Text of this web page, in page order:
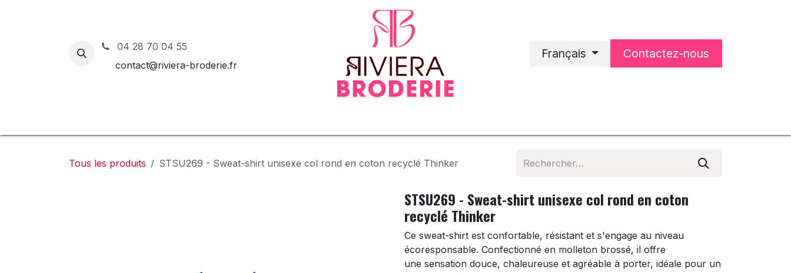
04 28 70 04 55
contact@riviera-broderie.fr
Français Contactez-nous
Tous les produits STSU269 - Sweat-shirt unisexe col rond en coton recyclé Thinker
STSU269 - Sweat-shirt unisexe col rond en coton
recyclé Thinker
Ce sweat-shirt est confortable, résistant et s'engage au niveau
écoresponsable. Confectionné en molleton brossé, il offre
une sensation douce, chaleureuse et agréable à porter, idéale pour un